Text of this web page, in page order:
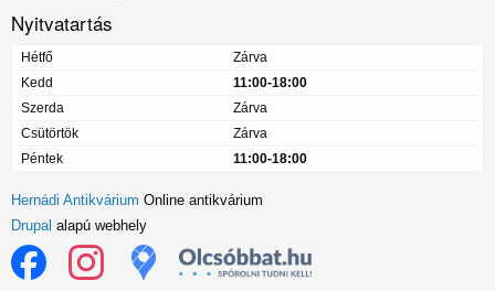
Nyitvatartás
Hétfő
Zárva
Kedd
11:00-18:00
Szerda
Zárva
Csütörtök
Zárva
Péntek
11:00-18:00
Hernádi Antikvárium Online antikvárium
Drupal alapú webhely